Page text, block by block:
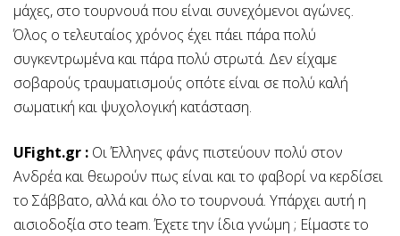
μάχες, στο τουρνουά που είναι συνεχόμενοι αγώνες.
Όλος ο τελευταίος χρόνος έχει πάει πάρα πολύ
συγκεντρωμένα και πάρα πολύ στρωτά. Δεν είχαμε
σοβαρούς τραυματισμούς οπότε είναι σε πολύ καλή
σωματική και ψυχολογική κατάσταση.
UFight.gr : Οι Έλληνες φάνς πιστεύουν πολύ στον
Ανδρέα και θεωρούν πως είναι και το φαβορί να κερδίσει
το Σάββατο, αλλά και όλο το τουρνουά. Υπάρχει αυτή η
αισιοδοξία στο team. Έχετε την ίδια γνώμη ; Είμαστε το